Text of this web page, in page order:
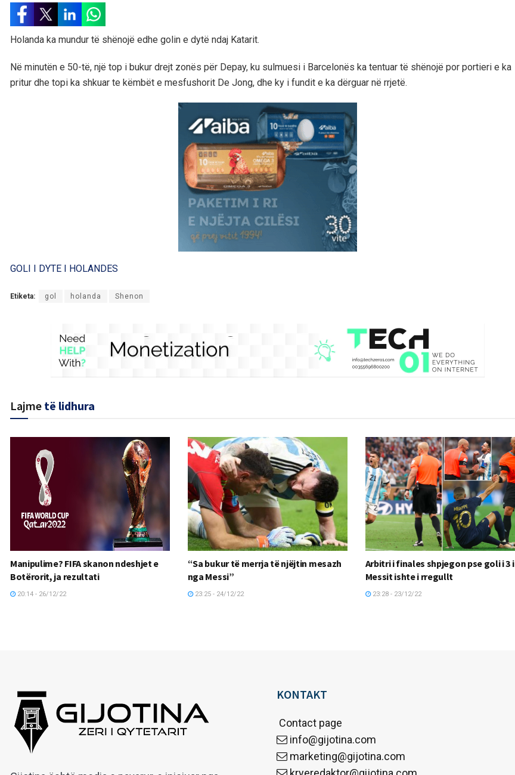
Holanda ka mundur të shënojë edhe golin e dytë ndaj Katarit.
Në minutën e 50-të, një top i bukur drejt zonës për Depay, ku sulmuesi i Barcelonës ka tentuar të shënojë por portieri e ka
pritur dhe topi ka shkuar te këmbët e mesfushorit De Jong, dhe ky i fundit e ka dërguar në rrjetë.
GOLI I DYTE I HOLANDES
Etiketa: gol holanda Shenon
Lajme të lidhura
Manipulime? FIFA skanon ndeshjet e
Botërorit, ja rezultati
20:14 - 26/12/22
“Sa bukur të merrja të njëjtin mesazh
nga Messi”
23:25 - 24/12/22
Arbitri i finales shpjegon pse goli i 3 i
Messit ishte i rregullt
23:28 - 23/12/22
KONTAKT
Contact page
info@gijotina.com
marketing@gijotina.com